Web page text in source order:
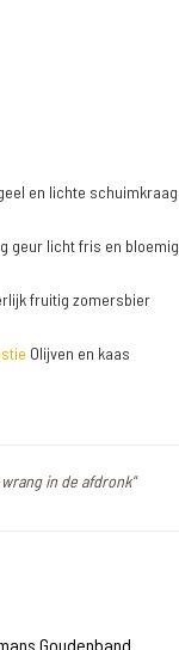
en lichte schuimkraag
geur licht fris en bloemig
fruitig zomersbier
Olijven en kaas
in de afdronk"
Goudenband